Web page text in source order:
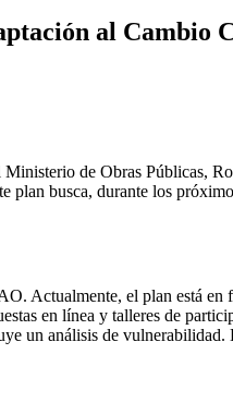
al Cambio
de Obras Públicas,
plan busca, durante los
Actualmente, el plan está en
en línea y talleres de
un análisis de vulnerabilidad.